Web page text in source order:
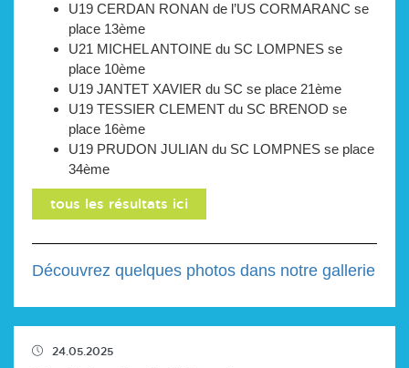
U19 CERDAN RONAN de l’US CORMARANC se
place 13ème
U21 MICHEL ANTOINE du SC LOMPNES se
place 10ème
U19 JANTET XAVIER du SC se place 21ème
U19 TESSIER CLEMENT du SC BRENOD se
place 16ème
U19 PRUDON JULIAN du SC LOMPNES se place
34ème
tous les résultats ici
Découvrez quelques photos dans notre gallerie
24.05.2025